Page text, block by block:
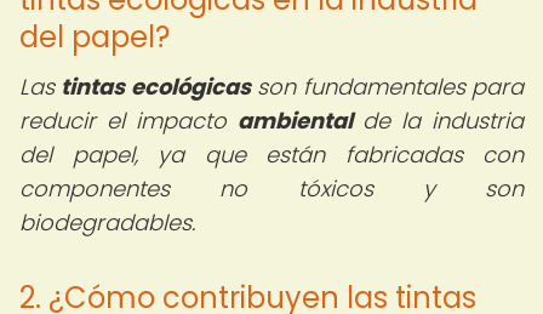
del papel?
Las tintas ecológicasson fundamentales para
reducir el impacto ambientalde la industria
del papel, ya que están fabricadas con
componentes no tóxicos y son
biodegradables.
2. ¿Cómo contribuyen las tintas